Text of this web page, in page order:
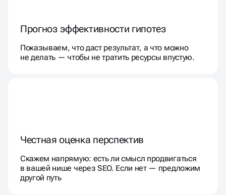
Прогноз эффективности гипотез
Показываем, что даст результат, а что можно
не делать — чтобы не тратить ресурсы впустую.
Честная оценка перспектив
Скажем напрямую: есть ли смысл продвигаться
в вашей нише через SEO. Если нет — предложим
другой путь